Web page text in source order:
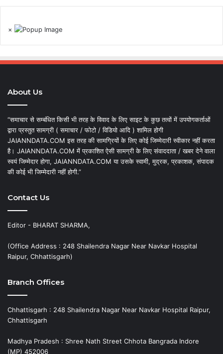
×
About Us
“समाचार से सम्बंधित किसी भी तरह के विवाद के लिए साइट के कुछ तत्वों में उपयोगकर्ताओं
द्वारा प्रस्तुत सामग्री ( समाचार / फोटो / विडियो आदि ) शामिल होगी
JAIANNDATA.COM इस तरह की सामग्रियों के लिए कोई जिम्मेदारी स्वीकार नहीं करता
है। JAIANNDATA.COM में प्रकाशित ऐसी सामग्री के लिए संवाददाता / खबर देने वाला
स्वयं जिम्मेदार होगा, JAIANNDATA.COM या उसके स्वामी, मुद्रक, प्रकाशक, संपादक
की कोई भी जिम्मेदारी नहीं होगी.”
Contact Us
Editor - BHARAT SHARMA,
(Office Address : 248 Shailendra Nagar Near Navkar Hospital
Raipur, Chhattisgarh)
Branch Offices
Chhattisgarh : 248 Shailendra Nagar Near Navkar Hospital Raipur,
Chhattisgarh
Madhya Pradesh : Shree Nath Street Chhota Bangrada Indore
(MP) 452006